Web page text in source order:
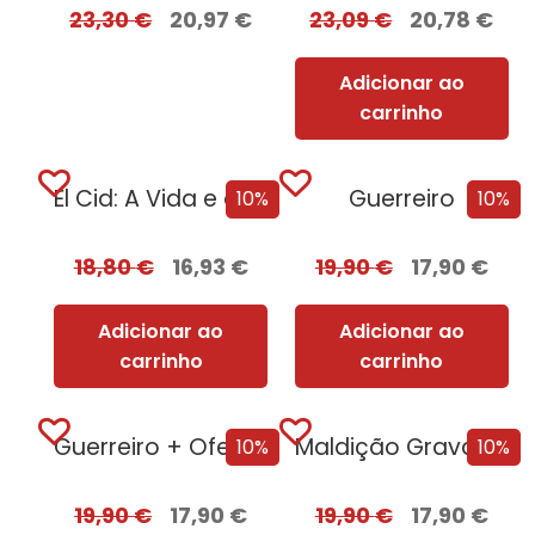
23,30€ 20,97 € 23,09€ 20,78 €
Adicionar ao
carrinho
10%
El Cid: A Vida e o Legado de um Mercenário Medieval
18,80€ 16,93 €
Adicionar ao
carrinho
10%
Guerreiro
19,90€ 17,90 €
Adicionar ao
carrinho
10%
Guerreiro + Oferta Diário de Um Carbonário
19,90€ 17,90 €
10%
Maldição Gravada em Osso
19,90€ 17,90 €